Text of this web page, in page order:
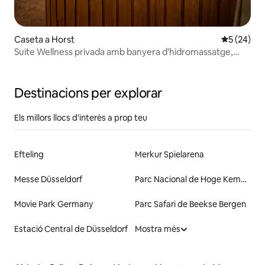
Caseta a Horst 5 de
5 (24)
Suite Wellness privada amb banyera d'hidromassatge,
Destinacions per explorar
Els millors llocs d'interès a prop teu
Efteling Merkur Spielarena
Messe Düsseldorf Parc Nacional de Hoge Kempen
Movie Park Germany Parc Safari de Beekse Bergen
Estació Central de Düsseldorf Mostra més